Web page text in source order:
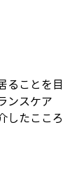
ることを目
ンスケア
したこころ